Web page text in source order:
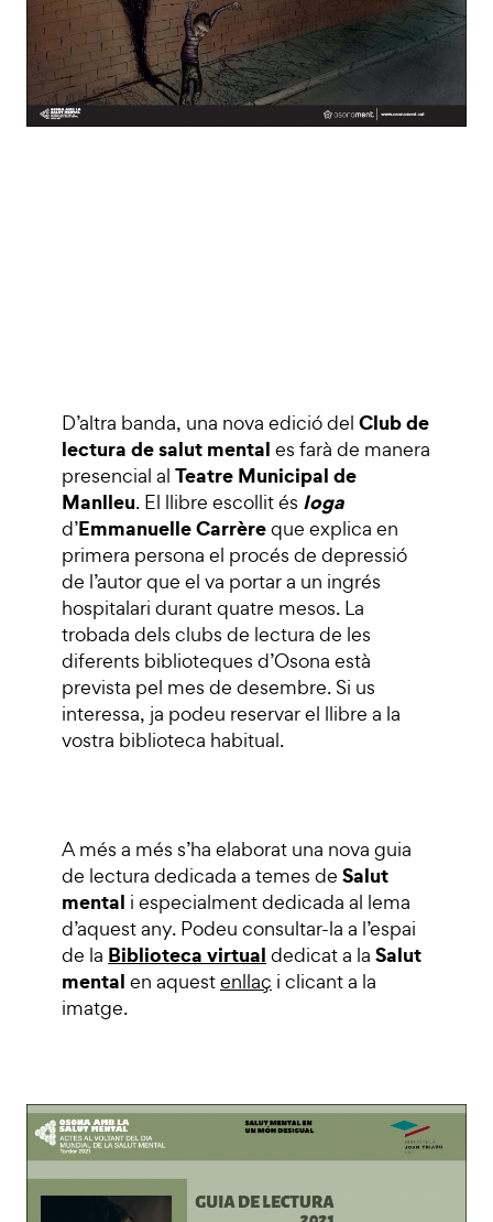
D’altra banda, una nova edició del Club de
lectura de salut mental es farà de manera
presencial al Teatre Municipal de
Manlleu. El llibre escollit és Ioga
d’Emmanuelle Carrèreque explica en
primera persona el procés de depressió
de l’autor que el va portar a un ingrés
hospitalari durant quatre mesos. La
trobada dels clubs de lectura de les
diferents biblioteques d’Osona està
prevista pel mes de desembre. Si us
interessa, ja podeu reservar el llibre a la
vostra biblioteca habitual.
A més a més s’ha elaborat una nova guia
de lectura dedicada a temes de Salut
mental i especialment dedicada al lema
d’aquest any. Podeu consultar-la a l’espai
de la Biblioteca virtual dedicat a la Salut
mental en aquestenllaç i clicant a la
imatge.